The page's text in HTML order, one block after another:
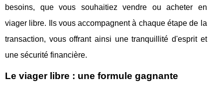
besoins, que vous souhaitiez vendre ou acheter en
viager libre. Ils vous accompagnent à chaque étape de la
transaction, vous offrant ainsi une tranquillité d'esprit et
une sécurité financière.
Le viager libre : une formule gagnante